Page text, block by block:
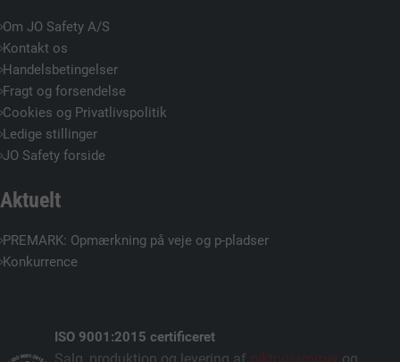
Om JO Safety A/S
Kontakt os
Handelsbetingelser
Fragt og forsendelse
Cookies og Privatlivspolitik
Ledige stillinger
JO Safety forside
Aktuelt
PREMARK: Opmærkning på veje og p-pladser
Konkurrence
ISO 9001:2015 certificeret